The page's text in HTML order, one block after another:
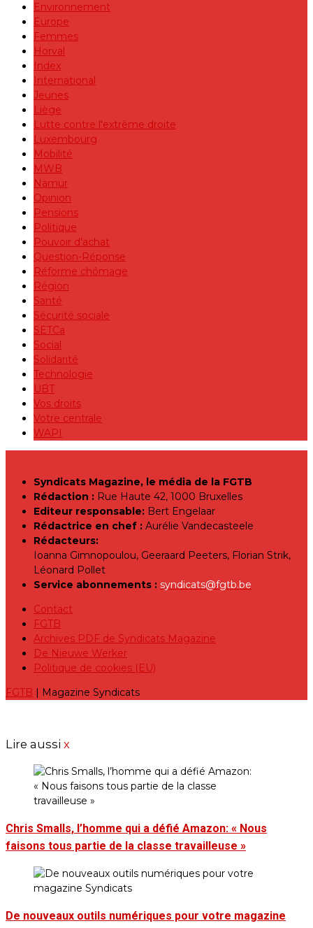
Environnement
Europe
Femmes
Horval
Index
International
Jeunes
Liège
Lutte contre l'extrême droite
Luxembourg
Mobilité
MWB
Namur
Opinion
Pensions
Politique
Pouvoir d'achat
Question-Réponse
Réforme chômage
Région
Santé
Sécurité sociale
SETCa
Social
Solidarité
Technologie
UBT
Vos droits
Votre centrale
WAPI
Syndicats Magazine, le média de la FGTB
Rédaction : Rue Haute 42, 1000 Bruxelles
Editeur responsable: Bert Engelaar
Rédactrice en chef : Aurélie Vandecasteele
Rédacteurs:
Ioanna Gimnopoulou, Geeraard Peeters, Florian Strik,
Léonard Pollet
Service abonnements : syndicats@fgtb.be
Contact
FGTB
Archives PDF de Syndicats Magazine
De Nieuwe Werker
Politique de cookies (EU)
FGTB | Magazine Syndicats
Lire aussi x
Chris Smalls, l’homme qui a défié Amazon: « Nous
faisons tous partie de la classe travailleuse »
De nouveaux outils numériques pour votre magazine